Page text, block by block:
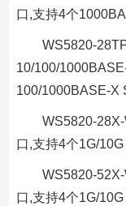
口,支持4个
10/100/
100/1000BASE-X
WS5820-
口,支持4个1G/
WS5820-
口,支持4个1G/